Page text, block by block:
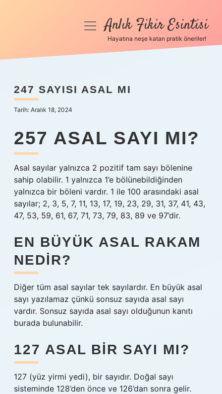
Anasayfa
Yasal Uyarı
menüyüAnlık Fikir Esintisi
Hayatına neşe katan pratik öneriler!
247 SAYISI ASAL MI
Tarih: Aralık 18, 2024
257 ASAL SAYI MI?
Asal sayılar yalnızca 2 pozitif tam sayı bölenine
sahip olabilir. 1 yalnızca 1’e bölünebildiğinden
yalnızca bir böleni vardır. 1 ile 100 arasındaki asal
sayılar; 2, 3, 5, 7, 11, 13, 17, 19, 23, 29, 31, 37, 41, 43,
47, 53, 59, 61, 67, 71, 73, 79, 83, 89 ve 97’dir.
EN BÜYÜK ASAL RAKAM
NEDIR?
Diğer tüm asal sayılar tek sayılardır. En büyük asal
sayı yazılamaz çünkü sonsuz sayıda asal sayı
vardır. Sonsuz sayıda asal sayı olduğunun kanıtı
burada bulunabilir.
127 ASAL BIR SAYI MI?
127 (yüz yirmi yedi), bir sayıdır. Doğal sayı
sisteminde 128’den önce ve 126’dan sonra gelir.